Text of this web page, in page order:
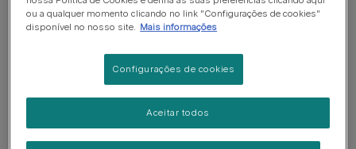
ou a qualquer momento clicando no link "Configurações de cookies"
disponível no nosso site.
Mais informações
Configurações de cookies
Aceitar todos